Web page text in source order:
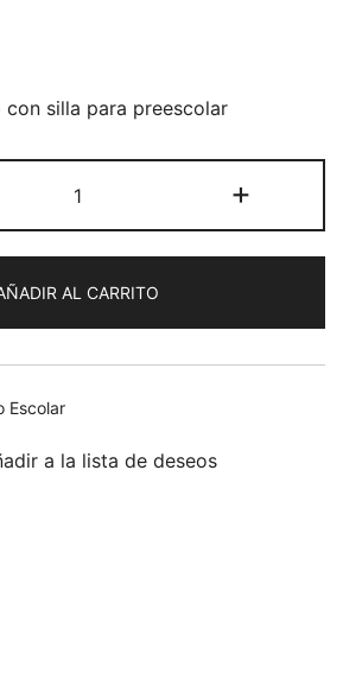
con silla para preescolar
silla
Trapecio
cantidad
+
AL CARRITO
Escolar
a la lista de deseos